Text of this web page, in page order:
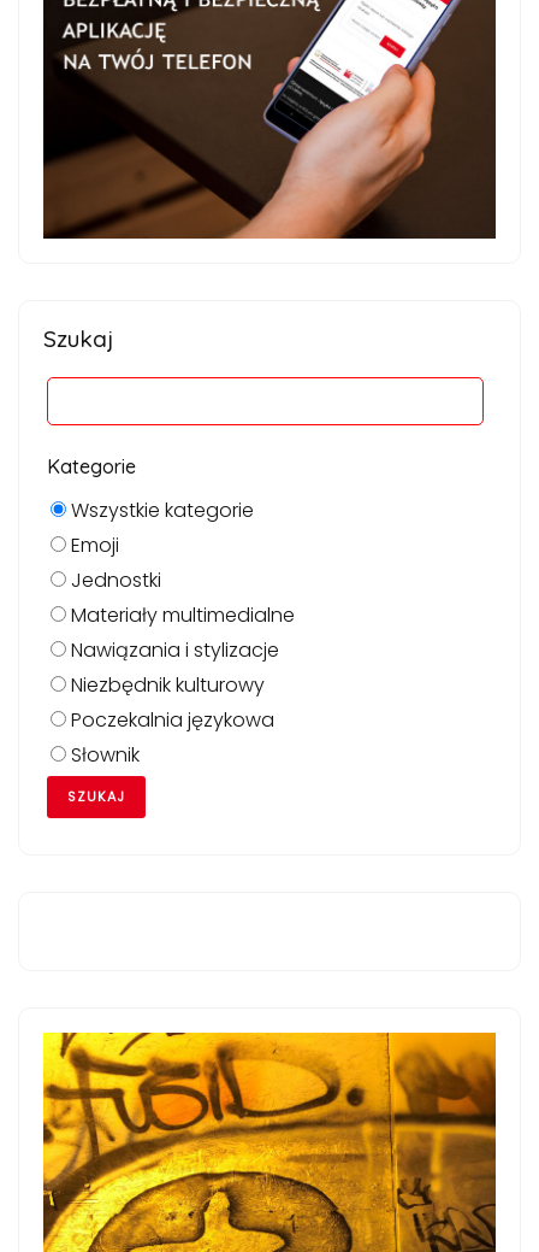
Szukaj
Kategorie
Wszystkie kategorie
Emoji
Jednostki
Materiały multimedialne
Nawiązania i stylizacje
Niezbędnik kulturowy
Poczekalnia językowa
Słownik